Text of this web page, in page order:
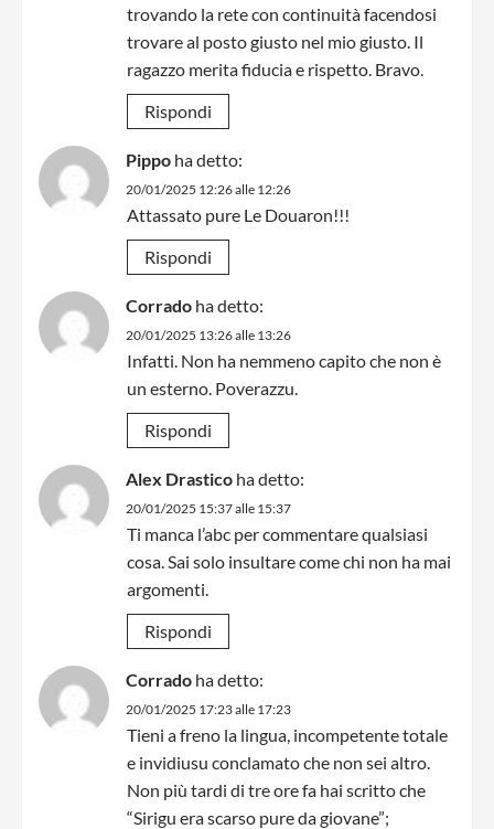
trovando la rete con continuità facendosi
trovare al posto giusto nel mio giusto. Il
ragazzo merita fiducia e rispetto. Bravo.
Rispondi
Pippo ha detto:
20/01/2025 12:26 alle 12:26
Attassato pure Le Douaron!!!
Rispondi
Corrado ha detto:
20/01/2025 13:26 alle 13:26
Infatti. Non ha nemmeno capito che non è
un esterno. Poverazzu.
Rispondi
Alex Drastico ha detto:
20/01/2025 15:37 alle 15:37
Ti manca l’abc per commentare qualsiasi
cosa. Sai solo insultare come chi non ha mai
argomenti.
Rispondi
Corrado ha detto:
20/01/2025 17:23 alle 17:23
Tieni a freno la lingua, incompetente totale
e invidiusu conclamato che non sei altro.
Non più tardi di tre ore fa hai scritto che
“Sirigu era scarso pure da giovane”;